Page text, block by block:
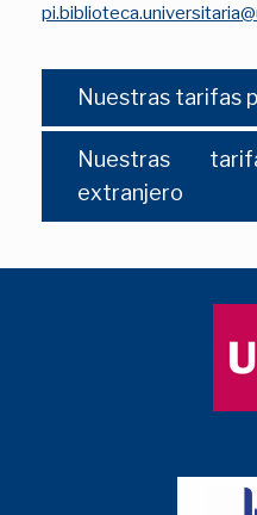
Nuestras tarifas
Nuestras
extranjero